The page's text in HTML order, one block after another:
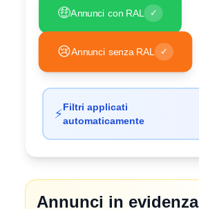
🤑Annunci con RAL ✓
😢Annunci senza RAL ✓
⚡Filtri applicati
automaticamente
Annunci in evidenza